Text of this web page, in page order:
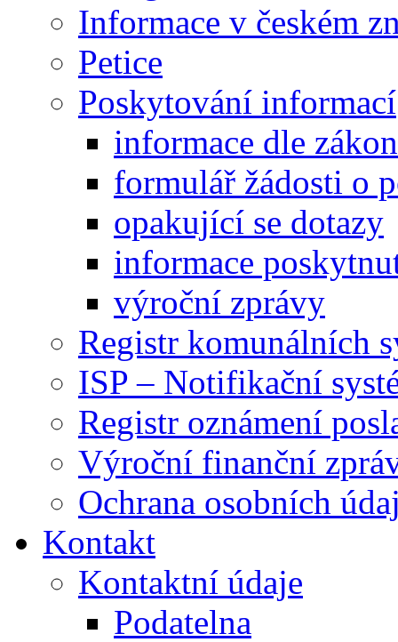
Informace v českém
Petice
Poskytování informací
informace dle
formulář žádosti o
opakující se dotazy
informace
výroční zprávy
Registr komunálních
ISP – Notifikační
Registr oznámení
Výroční finanční
Ochrana osobních
Kontakt
Kontaktní údaje
Podatelna